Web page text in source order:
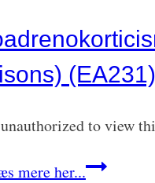
(EA231)
to view
mere her...